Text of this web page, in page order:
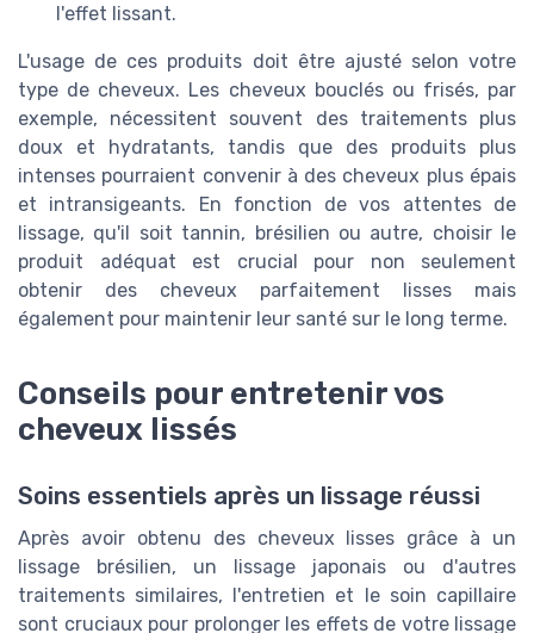
l'effet lissant.
L'usage de ces produits doit être ajusté selon votre
type de cheveux. Les cheveux bouclés ou frisés, par
exemple, nécessitent souvent des traitements plus
doux et hydratants, tandis que des produits plus
intenses pourraient convenir à des cheveux plus épais
et intransigeants. En fonction de vos attentes de
lissage, qu'il soit tannin, brésilien ou autre, choisir le
produit adéquat est crucial pour non seulement
obtenir des cheveux parfaitement lisses mais
également pour maintenir leur santé sur le long terme.
Conseils pour entretenir vos
cheveux lissés
Soins essentiels après un lissage réussi
Après avoir obtenu des cheveux lisses grâce à un
lissage brésilien, un lissage japonais ou d'autres
traitements similaires, l'entretien et le soin capillaire
sont cruciaux pour prolonger les effets de votre lissage